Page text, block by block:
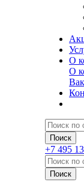
О
О
+7 495